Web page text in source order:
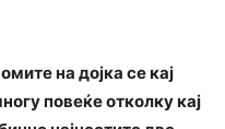
на дојка се кај
повеќе отколку кај